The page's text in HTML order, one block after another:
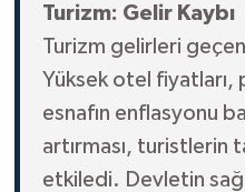
Turizm: Gelir Kaybı
Turizm gelirleri
Yüksek otel fiyatları,
esnafın enflasyonu
artırması, turistlerin
etkiledi. Devletin